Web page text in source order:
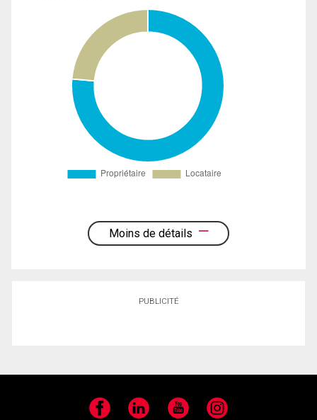
Moins de détails
PUBLICITÉ
Facebook LinkedIn YouTube Instagram